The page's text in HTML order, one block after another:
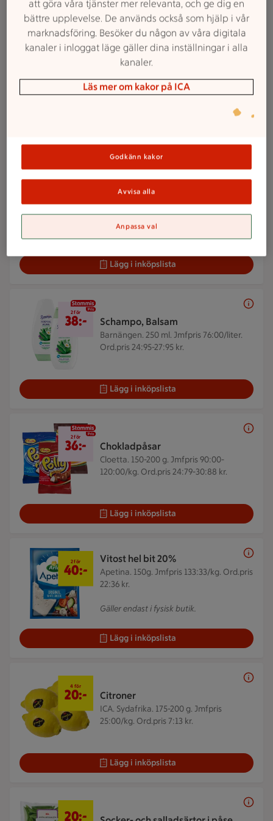
Veckans reklamfilm
Pärsons. 90-160 g.Jmfpris 118:75-
211:11/kg. Ord.pris 23:37-31:18 kr.
Enportionsrätter
92:86/kg. Ord.pris 40:64-42:54 kr.
2 för 65 kr
Lägg i inköpslista
Schampo, Balsam
Barnängen. 250 ml. Jmfpris 76:00/liter.
Ord.pris 24:95-27:95 kr.
2 för 38 kr
2 för
38:-
Lägg i inköpslista
Chokladpåsar
Cloetta. 150-200 g. Jmfpris 90:00-
120:00/kg. Ord.pris 24:79-30:88 kr.
2 för 36 kr
2 för
36:-
Lägg i inköpslista
Vitost hel bit 20%
Apetina. 150g. Jmfpris 133:33/kg. Ord.pris
22:36 kr.
Gäller endast i fysisk butik.
2 för 40 kr
2 för
40:-
Lägg i inköpslista
Citroner
ICA. Sydafrika. 175-200 g. Jmfpris
25:00/kg. Ord.pris 7:13 kr.
4 för 20 kr
4 för
20:-
Lägg i inköpslista
20 kr/st
20:-
att göra våra tjänster mer relevanta, och ge dig en
bättre upplevelse. De används också som hjälp i vår
marknadsföring. Besöker du någon av våra digitala
kanaler i inloggat läge gäller dina inställningar i alla
kanaler.
Läs mer om kakor på ICA
Godkänn kakor
Avvisa alla
Anpassa val